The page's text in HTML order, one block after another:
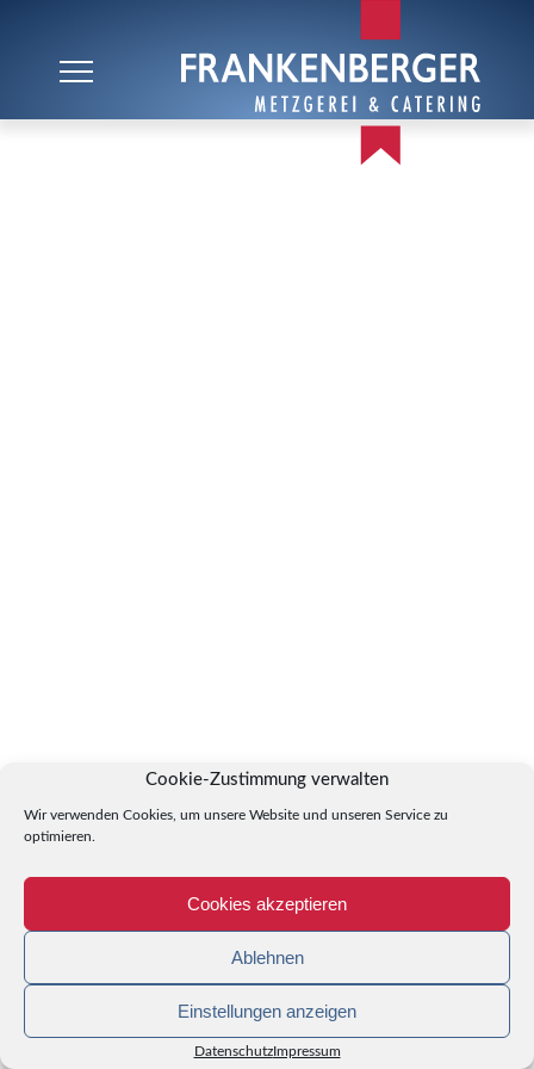
Cookie-Zustimmung verwalten
Wir verwenden Cookies, um unsere Website und unseren Service zu
optimieren.
Cookies akzeptieren
Ablehnen
Einstellungen anzeigen
DatenschutzImpressum